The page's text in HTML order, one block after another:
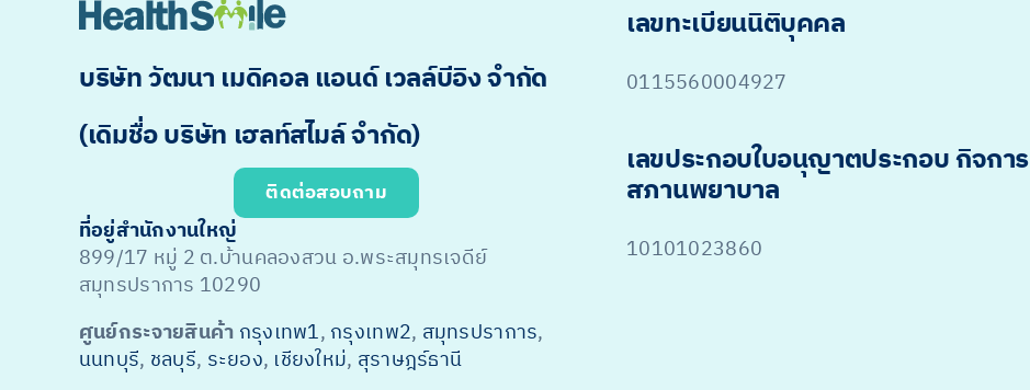
บริษัท วัฒนา เมดิคอล แอนด์ เวลล์บีอิง จำกัด
(เดิมชื่อ บริษัท เฮลท์สไมล์ จำกัด)
ติดต่อสอบถาม
ที่อยู่สำนักงานใหญ่
899/17 หมู่ 2 ต.บ้านคลองสวน อ.พระสมุทรเจดีย์
สมุทรปราการ 10290
ศูนย์กระจายสินค้า กรุงเทพ1, กรุงเทพ2, สมุทรปราการ,
นนทบุรี, ชลบุรี, ระยอง, เชียงใหม่, สุราษฎร์ธานี
เลขทะเบียนนิติบุคคล
0115560004927
เลขประกอบใบอนุญาตประกอบ กิจการ
สภานพยาบาล
10101023860